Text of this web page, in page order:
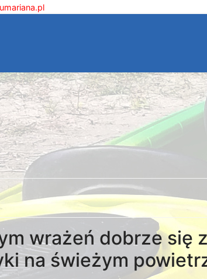
wrażeń dobrze
na świeżym